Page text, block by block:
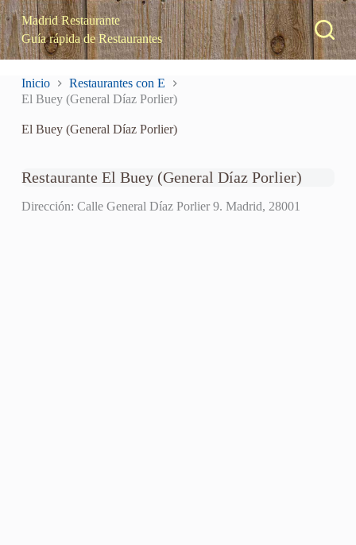
S
a
l
t
n
Madrid Restaurante
Guía rápida de Restaurantes
Inicio
Restaurantes con E
El Buey (General Díaz Porlier)
El Buey (General Díaz Porlier)
Restaurante El Buey (General Díaz Porlier)
Dirección: Calle General Díaz Porlier 9. Madrid, 28001